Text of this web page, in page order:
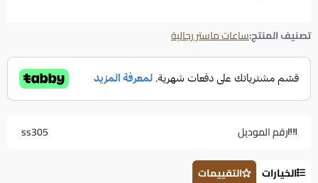
تصنيف المنتج:ساعات ماستر رجالية
رقم الموديل ss305
الخيارات التقييمات